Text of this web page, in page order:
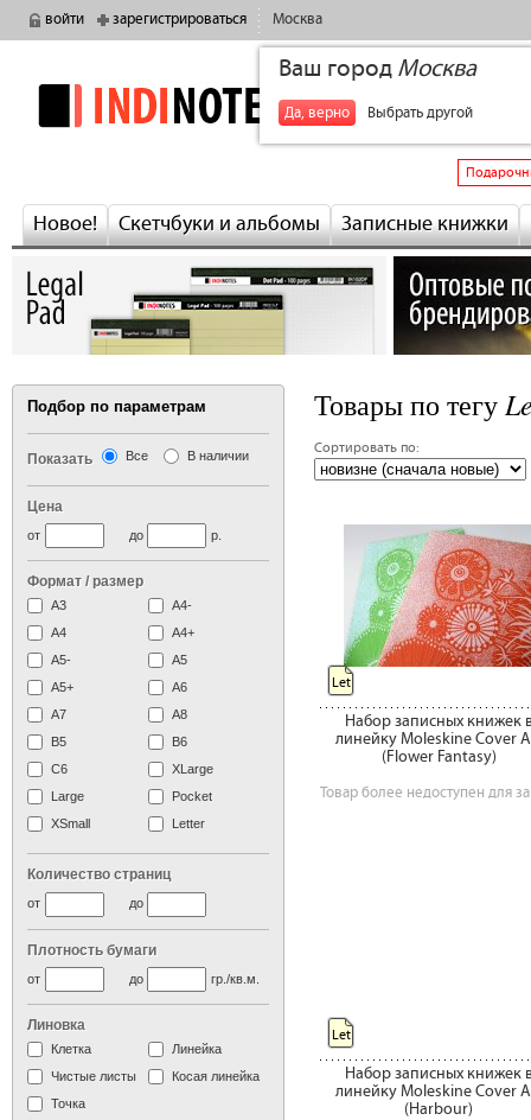
войти зарегистрироваться Москва
Ваш город Москва
Да, верно Выбрать другой
indinotes
Новое! Скетчбуки и альбомы Записные книжки
Товары по тегу
Сортировать по:
Набор записных книжек
линейку Moleskine Cover
(Flower Fantasy)
Товар более недоступен для
Let
Набор записных книжек
линейку Moleskine Cover
(Harbour)
Let
Подбор по параметрам
Показать Все В наличии
Цена
до
от р.
Формат / размер
А3
А4-
А4
A4+
А5-
А5
A5+
А6
А7
A8
B5
B6
C6
XLarge
Large
Pocket
XSmall
Letter
Количество страниц
до
от
Плотность бумаги
до
от гр./кв.м.
Линовка
Клетка
Линейка
Чистые листы
Косая линейка
Точка